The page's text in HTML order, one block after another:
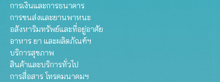
การเงินและการธนาคาร
การขนส่งและยานพาหนะ
อสังหาริมทรัพย์และที่อยู่อาศัย
อาหาร ยา และผลิตภัณฑ์ฯ
บริการสุขภาพ
สินค้าและบริการทั่วไป
การสื่อสาร โทรคมนาคมฯ